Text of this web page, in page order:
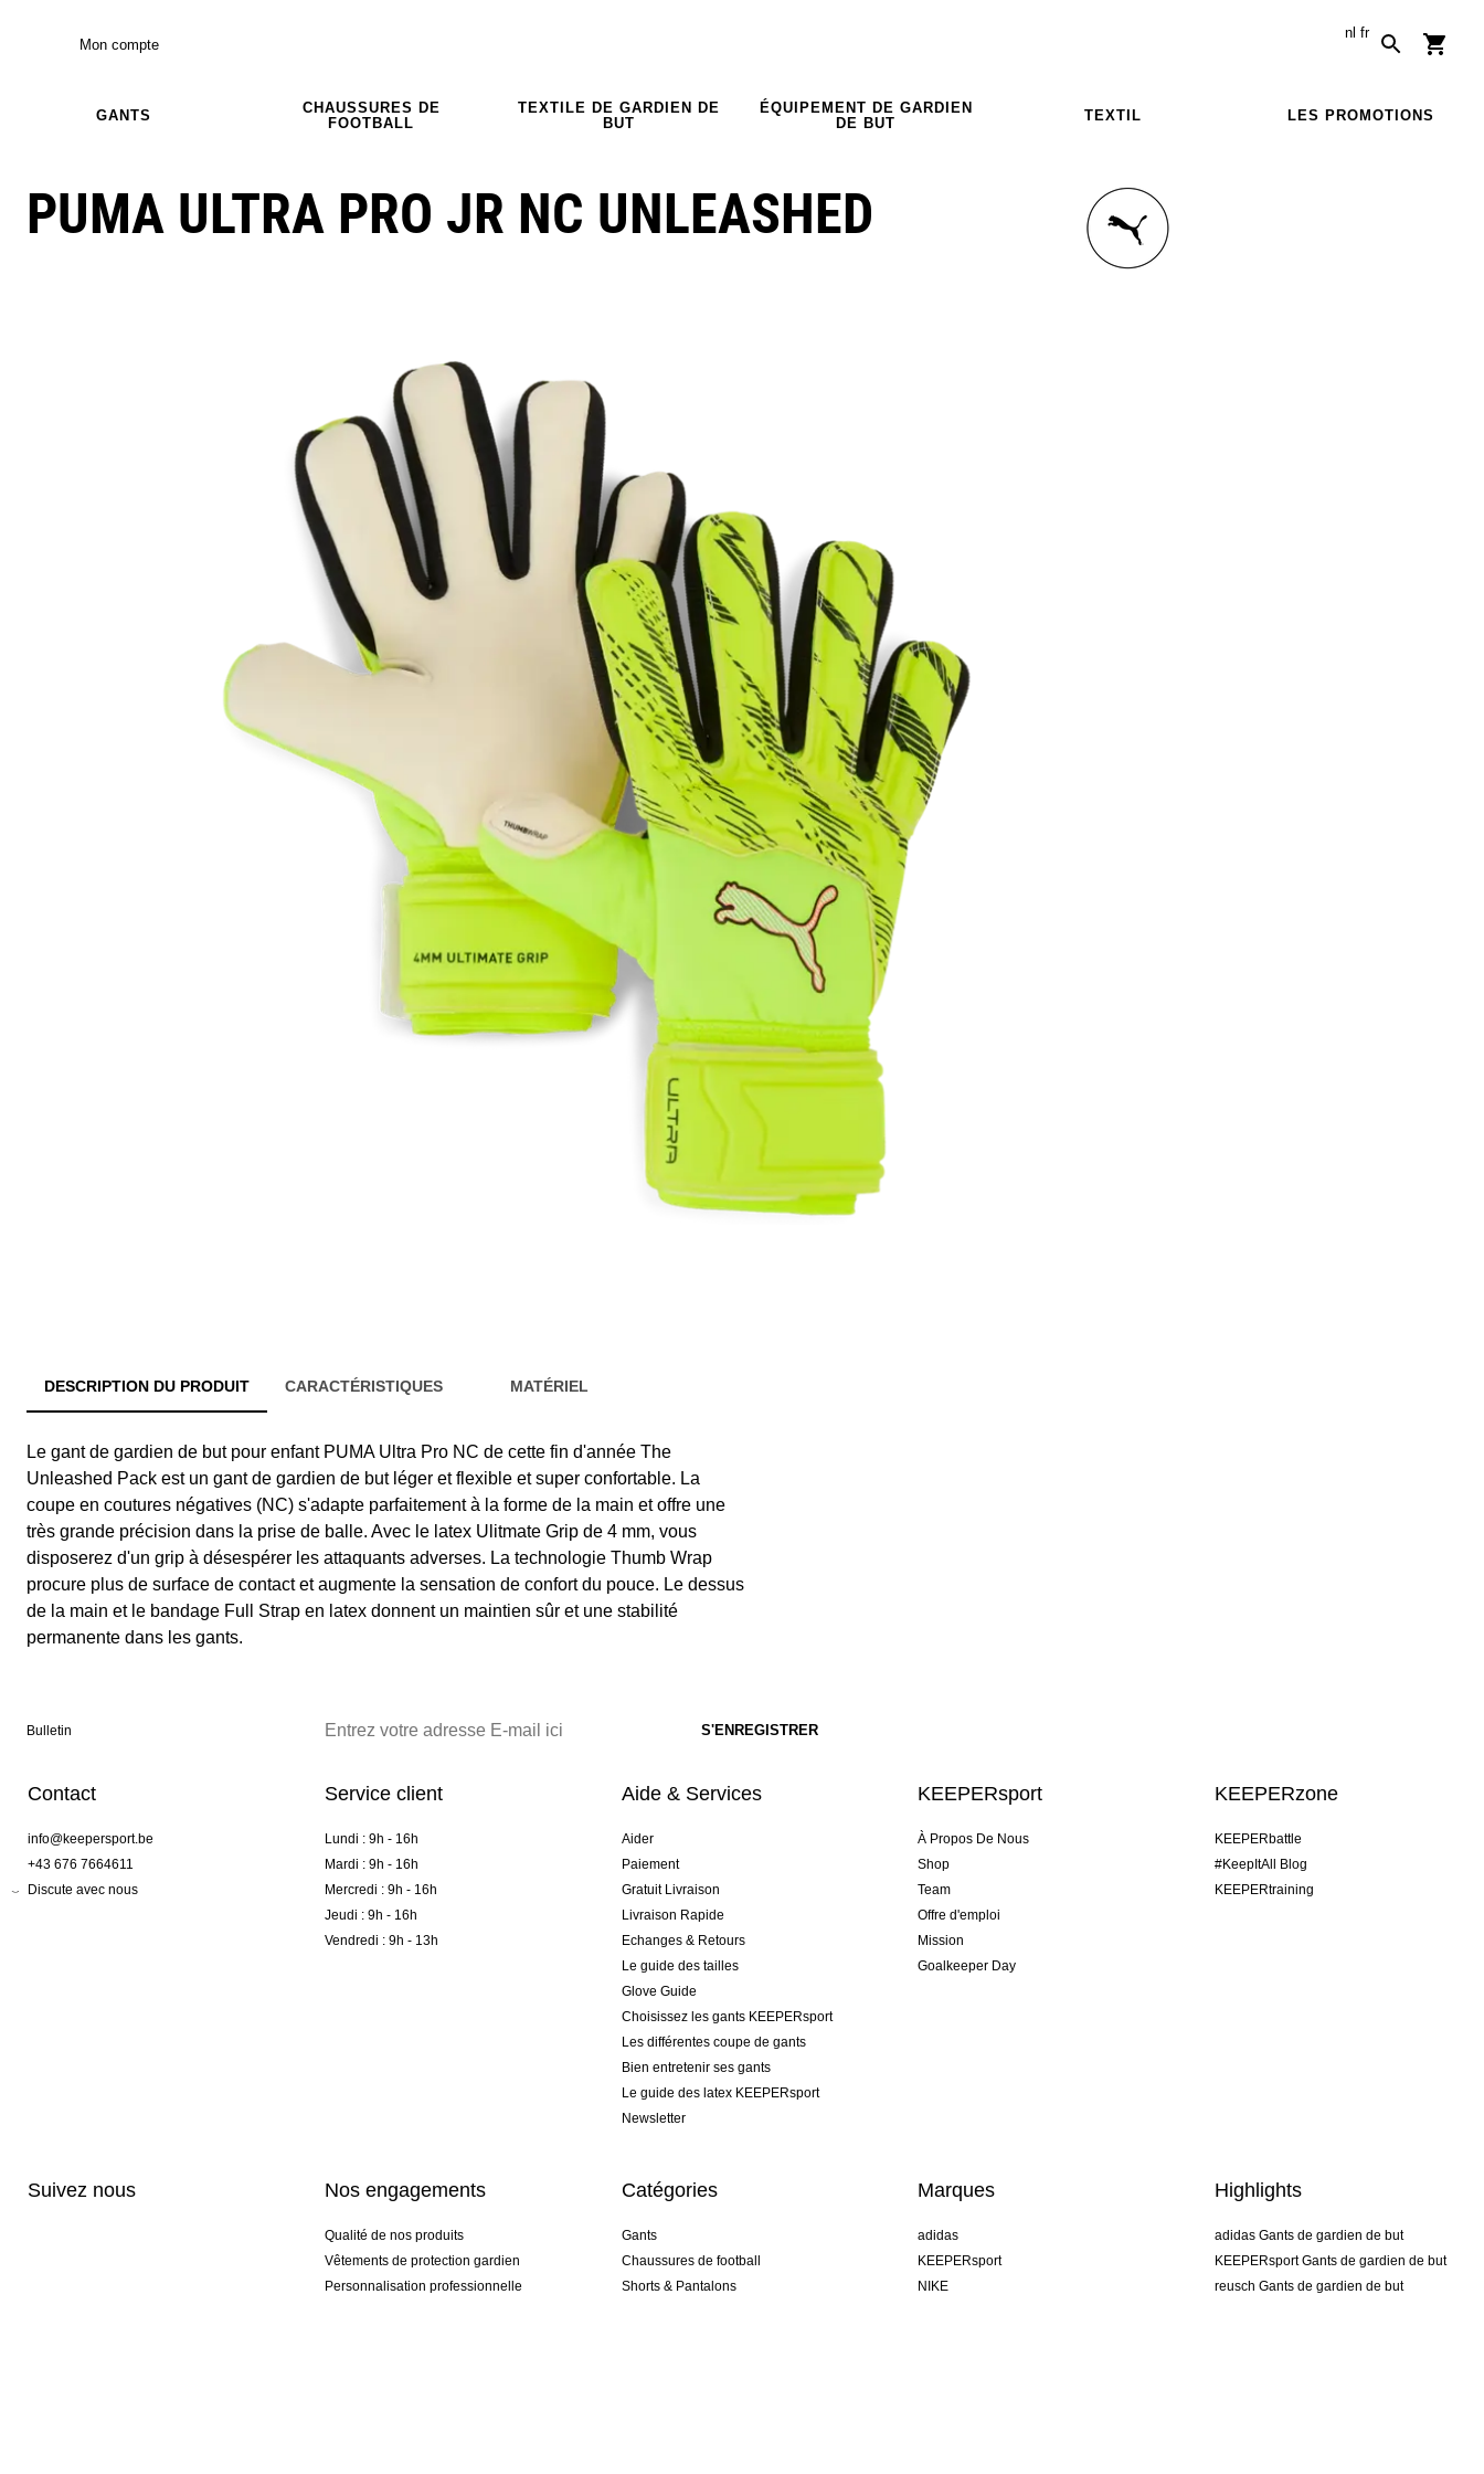
Mon compte
nl fr
GANTS
CHAUSSURES DE
FOOTBALL
TEXTILE DE GARDIEN DE
BUT
ÉQUIPEMENT DE GARDIEN
DE BUT
TEXTIL LES PROMOTIONS
PUMA ULTRA PRO JR NC UNLEASHED
DESCRIPTION DU PRODUIT CARACTÉRISTIQUES MATÉRIEL
Le gant de gardien de but pour enfant PUMA Ultra Pro NC de cette fin d'année The
Unleashed Pack est un gant de gardien de but léger et flexible et super confortable. La
coupe en coutures négatives (NC) s'adapte parfaitement à la forme de la main et offre une
très grande précision dans la prise de balle. Avec le latex Ulitmate Grip de 4 mm, vous
disposerez d'un grip à désespérer les attaquants adverses. La technologie Thumb Wrap
procure plus de surface de contact et augmente la sensation de confort du pouce. Le dessus
de la main et le bandage Full Strap en latex donnent un maintien sûr et une stabilité
permanente dans les gants.
Bulletin
Contact
info@keepersport.be
+43 676 7664611
Discute avec nous
Service client
Lundi : 9h - 16h
Mardi : 9h - 16h
Mercredi : 9h - 16h
Jeudi : 9h - 16h
Vendredi : 9h - 13h
Aide & Services
Aider
Paiement
Gratuit Livraison
Livraison Rapide
Echanges & Retours
Le guide des tailles
Glove Guide
Choisissez les gants KEEPERsport
Les différentes coupe de gants
Bien entretenir ses gants
Le guide des latex KEEPERsport
Newsletter
KEEPERsport
À Propos De Nous
Shop
Team
Offre d'emploi
Mission
Goalkeeper Day
KEEPERzone
KEEPERbattle
#KeepItAll Blog
KEEPERtraining
Suivez nous Nos engagements
Qualité de nos produits
Vêtements de protection gardien
Personnalisation professionnelle
Catégories
Gants
Chaussures de football
Shorts & Pantalons
Marques
adidas
KEEPERsport
NIKE
Highlights
adidas Gants de gardien de but
KEEPERsport Gants de gardien de but
reusch Gants de gardien de but